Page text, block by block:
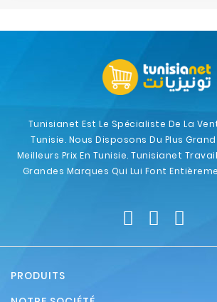
Tunisianet Est Le Spécialiste De La
Tunisie. Nous Disposons Du Plus
Meilleurs Prix En Tunisie. Tunisianet
Grandes Marques Qui Lui Font
PRODUITS